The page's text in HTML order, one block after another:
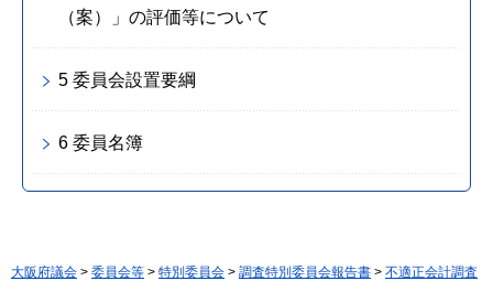
（案）」の評価等について
5 委員会設置要綱
6 委員名簿
大阪府議会 > 委員会等 > 特別委員会 > 調査特別委員会報告書 > 不適正会計調査